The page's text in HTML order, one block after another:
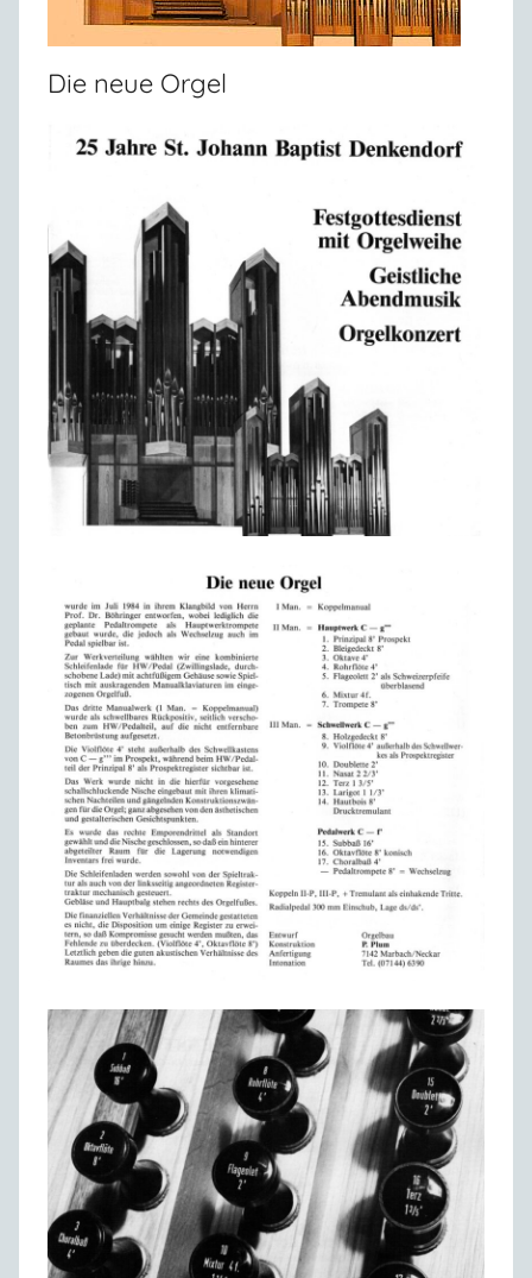
Die neue Orgel